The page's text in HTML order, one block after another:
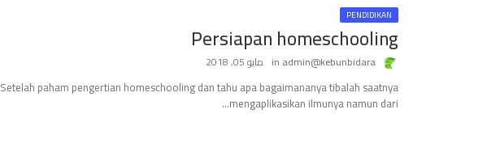
PENDIDIKAN
Persiapan homeschooling
admin@kebunbidara مايو 05, 2018
Setelah paham pengertian homeschooling dan tahu apa bagaimananya tibalah saatnya
mengaplikasikan ilmunya namun dari…